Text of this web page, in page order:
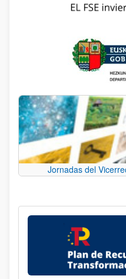
Jornadas del